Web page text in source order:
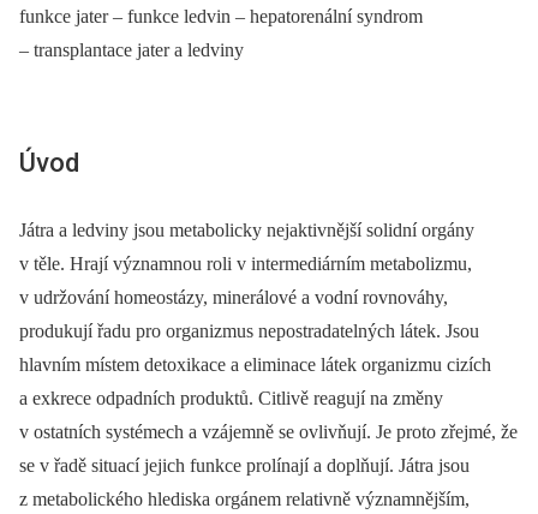
funkce jater –⁠ funkce ledvin –⁠ hepatorenální syndrom
–⁠ transplantace jater a ledviny
Úvod
Játra a ledviny jsou metabolicky nejaktivnější solidní orgány
v těle. Hrají významnou roli v intermediárním metabolizmu,
v udržování homeostázy, minerálové a vodní rovnováhy,
produkují řadu pro organizmus nepostradatelných látek. Jsou
hlavním místem detoxikace a eliminace látek organizmu cizích
a exkrece odpadních produktů. Citlivě reagují na změny
v ostatních systémech a vzájemně se ovlivňují. Je proto zřejmé, že
se v řadě situací jejich funkce prolínají a doplňují. Játra jsou
z metabolického hlediska orgánem relativně významnějším,